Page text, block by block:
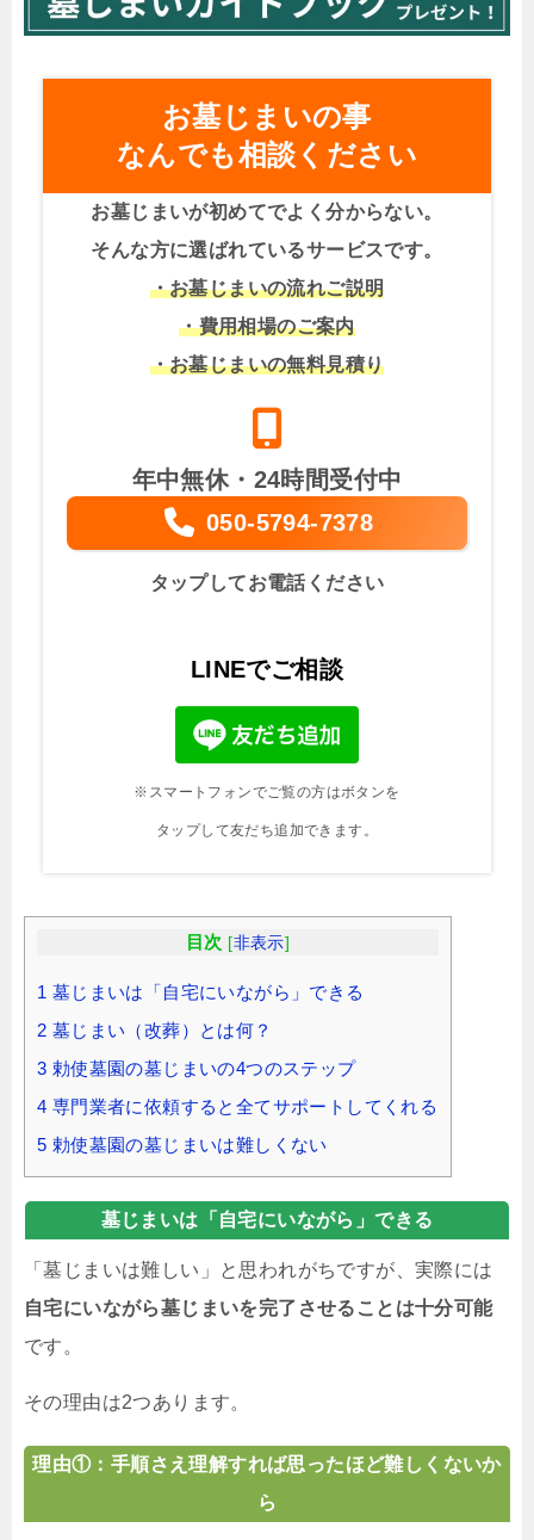
お墓じまいの事
なんでも相談ください
お墓じまいが初めてでよく分からない。
そんな方に選ばれているサービスです。
・お墓じまいの流れご説明
・費用相場のご案内
・お墓じまいの無料見積り
年中無休・24時間受付中
050-5794-7378
タップしてお電話ください
LINEでご相談
※スマートフォンでご覧の方はボタンを
タップして友だち追加できます。
目次 [非表示]
1 墓じまいは「自宅にいながら」できる
2 墓じまい（改葬）とは何？
3 勅使墓園の墓じまいの4つのステップ
4 専門業者に依頼すると全てサポートしてくれる
5 勅使墓園の墓じまいは難しくない
墓じまいは「自宅にいながら」できる
「墓じまいは難しい」と思われがちですが、実際には
自宅にいながら墓じまいを完了させることは十分可能
です。
その理由は2つあります。
理由①：手順さえ理解すれば思ったほど難しくないか
ら